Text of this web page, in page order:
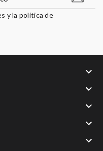
y la política de
keyboard_arrow_down
keyboard_arrow_down
keyboard_arrow_down
keyboard_arrow_down
keyboard_arrow_down